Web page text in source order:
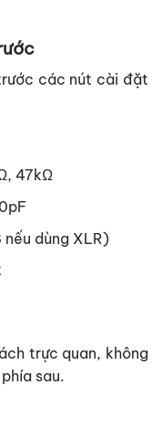
các nút cài đặt
47kΩ
dùng XLR)
trực quan, không
sau.